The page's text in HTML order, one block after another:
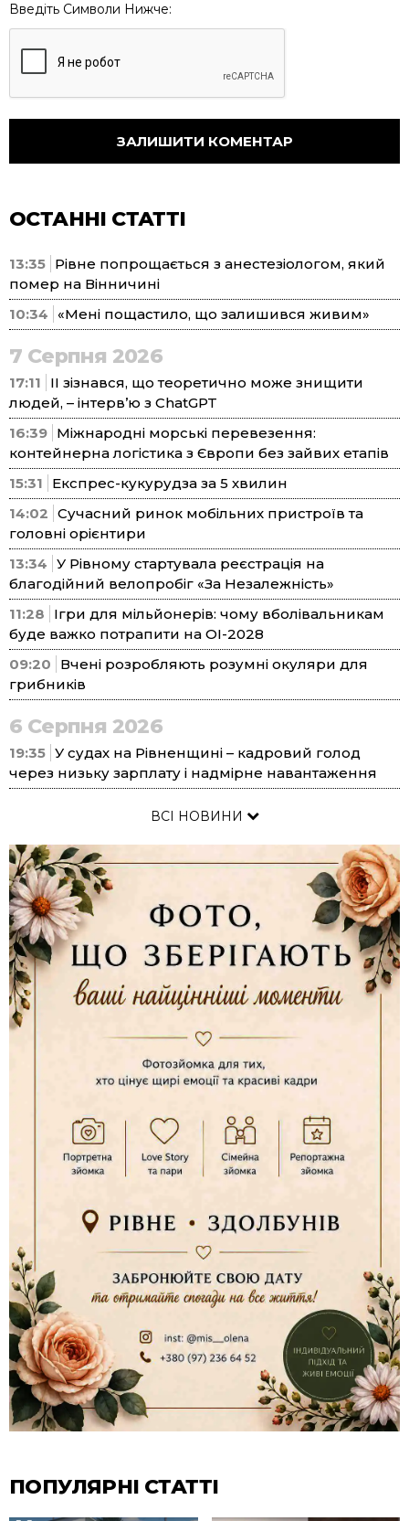
Введіть Символи Нижче:
ОСТАННІ СТАТТІ
13:35 Рівне попрощається з анестезіологом, який
помер на Вінничині
10:34
«Мені пощастило, що залишився живим»
7 Серпня 2026
17:11
ІІ зізнався, що теоретично може знищити
людей, – інтерв’ю з ChatGPT
16:39 Міжнародні морські перевезення:
контейнерна логістика з Європи без зайвих етапів
15:31
Експрес-кукурудза за 5 хвилин
14:02 Сучасний ринок мобільних пристроїв та
головні орієнтири
13:34 У Рівному стартувала реєстрація на
благодійний велопробіг «За Незалежність»
11:28
Ігри для мільйонерів: чому вболівальникам
буде важко потрапити на ОІ-2028
09:20
Вчені розробляють розумні окуляри для
грибників
6 Серпня 2026
19:35 У судах на Рівненщині – кадровий голод
через низьку зарплату і надмірне навантаження
ВСІ НОВИНИ
ПОПУЛЯРНІ СТАТТІ